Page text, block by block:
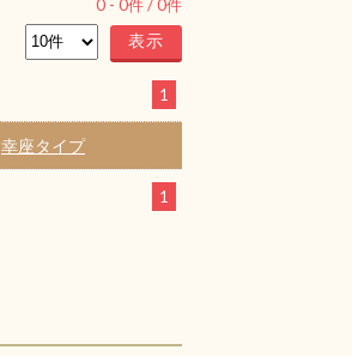
0 - 0件 /0件
1
幸座タイプ
1